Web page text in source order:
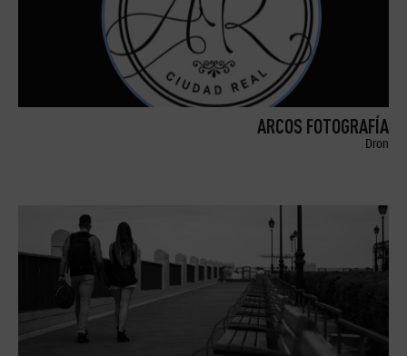
ARCOS FOTOGRAFÍA
Dron